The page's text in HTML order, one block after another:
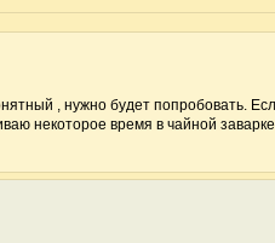
, нужно будет попробовать.
некоторое время в чайной